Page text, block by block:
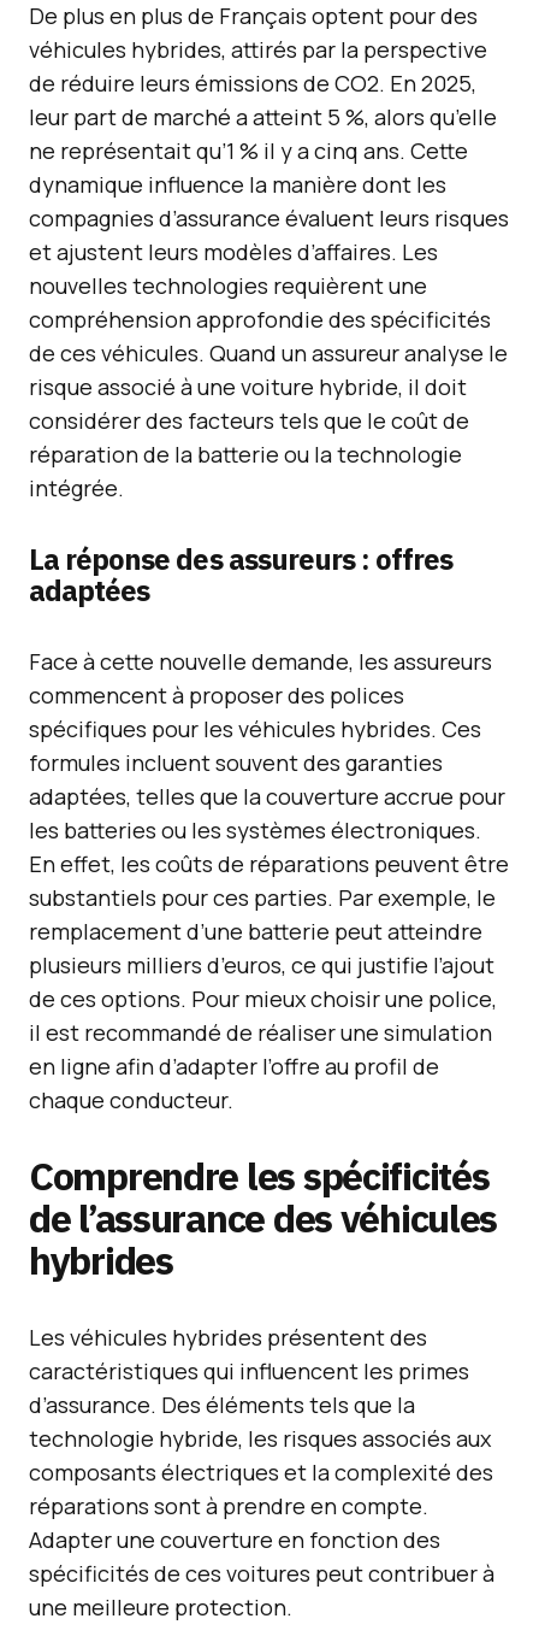
De plus en plus de Français optent pour des
véhicules hybrides, attirés par la perspective
de réduire leurs émissions de CO2. En 2025,
leur part de marché a atteint 5 %, alors qu’elle
ne représentait qu’1 % il y a cinq ans. Cette
dynamique influence la manière dont les
compagnies d’assurance évaluent leurs risques
et ajustent leurs modèles d’affaires. Les
nouvelles technologies requièrent une
compréhension approfondie des spécificités
de ces véhicules. Quand un assureur analyse le
risque associé à une voiture hybride, il doit
considérer des facteurs tels que le coût de
réparation de la batterie ou la technologie
intégrée.
La réponse des assureurs : offres
adaptées
Face à cette nouvelle demande, les assureurs
commencent à proposer des polices
spécifiques pour les véhicules hybrides. Ces
formules incluent souvent des garanties
adaptées, telles que la couverture accrue pour
les batteries ou les systèmes électroniques.
En effet, les coûts de réparations peuvent être
substantiels pour ces parties. Par exemple, le
remplacement d’une batterie peut atteindre
plusieurs milliers d’euros, ce qui justifie l’ajout
de ces options. Pour mieux choisir une police,
il est recommandé de réaliser une simulation
en ligne afin d’adapter l’offre au profil de
chaque conducteur.
Comprendre les spécificités
de l’assurance des véhicules
hybrides
Les véhicules hybrides présentent des
caractéristiques qui influencent les primes
d’assurance. Des éléments tels que la
technologie hybride, les risques associés aux
composants électriques et la complexité des
réparations sont à prendre en compte.
Adapter une couverture en fonction des
spécificités de ces voitures peut contribuer à
une meilleure protection.